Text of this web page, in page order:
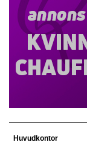
Huvudkontor